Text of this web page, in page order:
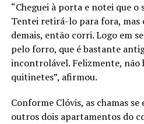
“Cheguei à porta e notei que o
Tentei retirá-lo para fora, mas
demais, então corri. Logo em
pelo forro, que é bastante
incontrolável. Felizmente, não
quitinetes”, afirmou.
Conforme Clóvis, as chamas
outros dois apartamentos do